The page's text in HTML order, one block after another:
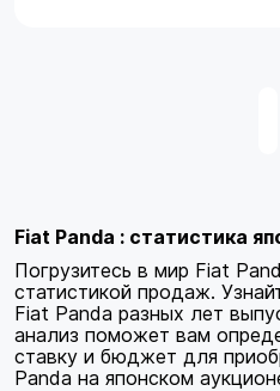
Fiat Panda : статистика
Погрузитесь в мир Fiat
статистикой продаж.
Fiat Panda разных лет
анализ поможет вам
ставку и бюджет для
Panda на японском